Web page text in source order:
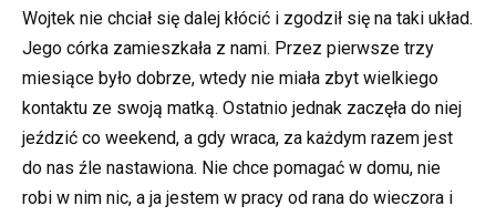
Wojtek nie chciał się dalej kłócić i zgodził się na taki układ.
Jego córka zamieszkała z nami. Przez pierwsze trzy
miesiące było dobrze, wtedy nie miała zbyt wielkiego
kontaktu ze swoją matką. Ostatnio jednak zaczęła do niej
jeździć co weekend, a gdy wraca, za każdym razem jest
do nas źle nastawiona. Nie chce pomagać w domu, nie
robi w nim nic, a ja jestem w pracy od rana do wieczora i